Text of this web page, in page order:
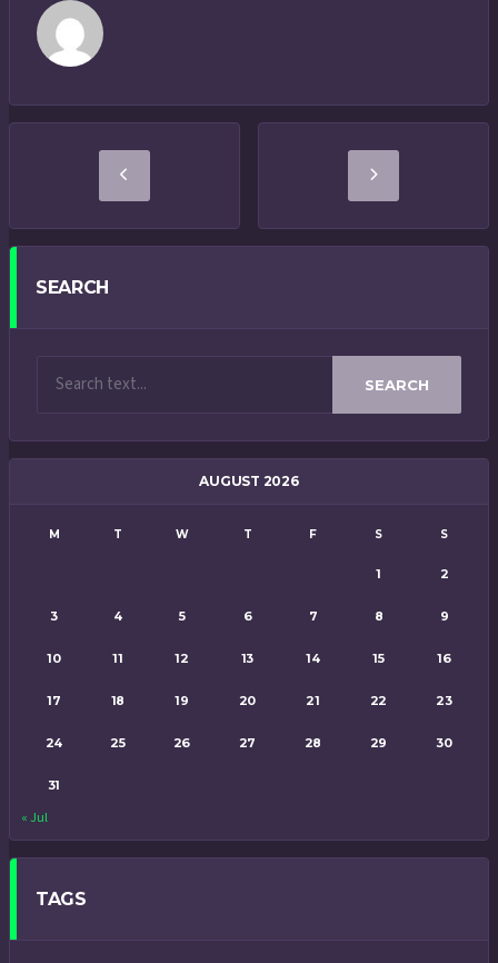
SEARCH
SEARCH
AUGUST 2026
M T W T F S S
1 2
3 4 5 6 7 8 9
10 11 12 13 14 15 16
17 18 19 20 21 22 23
24 25 26 27 28 29 30
31
« Jul
TAGS